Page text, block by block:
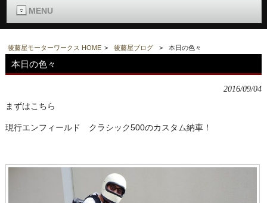
MENU
後藤屋モーターワークス HOME > 後藤屋ブログ > 本日の色々
本日の色々
2016/09/04
まずはこちら
現行エンフィールド クラシック500のカスタム納車！